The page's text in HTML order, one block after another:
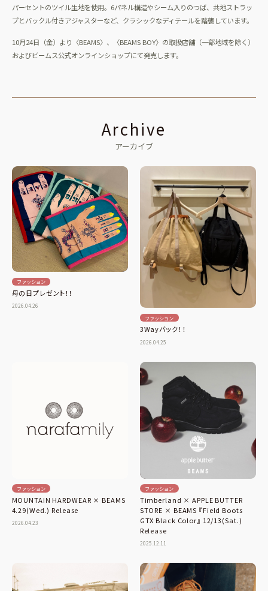
パーセントのツイル生地を使用。6パネル構造やシーム入りのつば、共地ストラッ
プとバックル付きアジャスターなど、クラシックなディテールを踏襲しています。
10月24日（金）より〈BEAMS〉、〈BEAMS BOY〉の取扱店舗（一部地域を除く）
およびビームス公式オンラインショップにて発売します。
Archive
アーカイブ
ファッション
母の日プレゼント！！
2026.04.26
ファッション
3Wayバック！！
2026.04.25
ファッション
MOUNTAIN HARDWEAR × BEAMS
4.29(Wed.) Release
2026.04.23
ファッション
Timberland × APPLE BUTTER
STORE × BEAMS 『Field Boots
GTX Black Color』 12/13(Sat.)
Release
2025.12.11